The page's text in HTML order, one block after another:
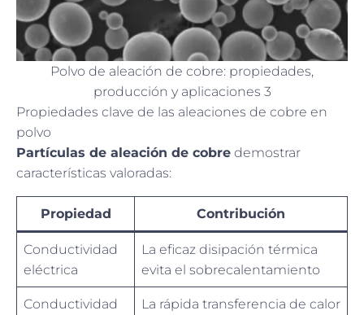
Polvo de aleación de cobre: propiedades,
producción y aplicaciones 3
Propiedades clave de las aleaciones de cobre en
polvo
Partículas de aleación de cobre demostrar
características valoradas:
Propiedad Contribución
Conductividad
eléctrica
La eficaz disipación térmica
evita el sobrecalentamiento
Conductividad
La rápida transferencia de calor